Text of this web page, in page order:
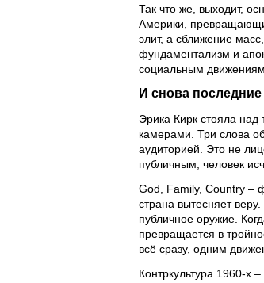
Так что же, выходит,
Америки,
элит, а сближение
фундаментализм и
социальным движениям
И снова
Эрика Кирк стояла
камерами. Три слова
аудиторией. Это не
публичным, человек
God, Family, Country –
страна вытесняет
публичное оружие.
превращается в
всё сразу, одним
Контркультура 1960-х